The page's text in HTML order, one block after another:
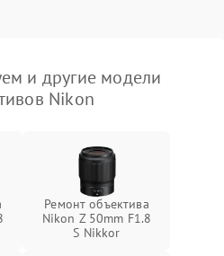
и другие модели
Nikon
Ремонт объектива
Nikon Z 50mm F1.8
S Nikkor